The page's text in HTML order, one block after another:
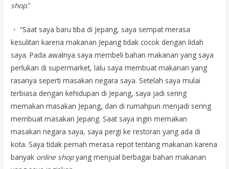
shop.”
・ “Saat saya baru tiba di Jepang, saya sempat merasa
kesulitan karena makanan Jepang tidak cocok dengan lidah
saya. Pada awalnya saya membeli bahan makanan yang saya
perlukan di supermarket, lalu saya membuat makanan yang
rasanya seperti masakan negara saya. Setelah saya mulai
terbiasa dengan kehidupan di Jepang, saya jadi sering
memakan masakan Jepang, dan di rumahpun menjadi sering
membuat masakan Jepang. Saat saya ingin memakan
masakan negara saya, saya pergi ke restoran yang ada di
kota. Saya tidak pernah merasa repot tentang makanan karena
banyak online shopyang menjual berbagai bahan makanan